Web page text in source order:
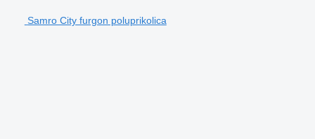
Samro City furgon poluprikolica